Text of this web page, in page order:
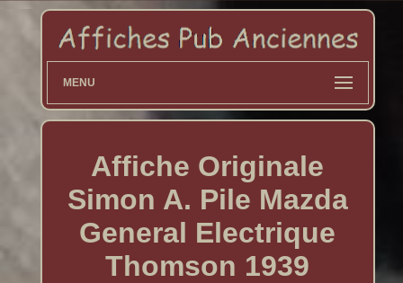
MENU
Affiche Originale
Simon A. Pile Mazda
General Electrique
Thomson 1939